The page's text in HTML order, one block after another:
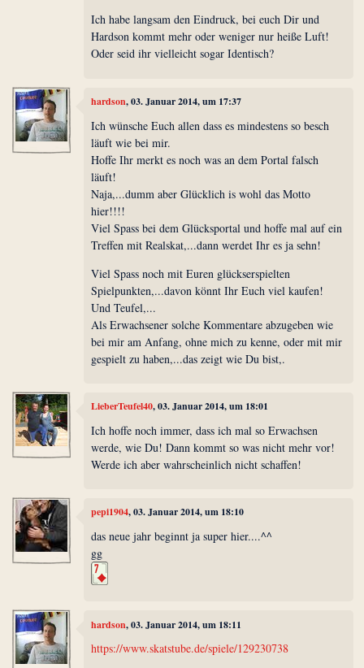
Ich habe langsam den Eindruck, bei euch Dir und
Hardson kommt mehr oder weniger nur heiße Luft!
Oder seid ihr vielleicht sogar Identisch?
hardson, 03. Januar 2014, um 17:37
Ich wünsche Euch allen dass es mindestens so besch
läuft wie bei mir.
Hoffe Ihr merkt es noch was an dem Portal falsch
läuft!
Naja,...dumm aber Glücklich is wohl das Motto
hier!!!!
Viel Spass bei dem Glücksportal und hoffe mal auf ein
Treffen mit Realskat,...dann werdet Ihr es ja sehn!
Viel Spass noch mit Euren glückserspielten
Spielpunkten,...davon könnt Ihr Euch viel kaufen!
Und Teufel,...
Als Erwachsener solche Kommentare abzugeben wie
bei mir am Anfang, ohne mich zu kenne, oder mit mir
gespielt zu haben,...das zeigt wie Du bist,.
LieberTeufel40, 03. Januar 2014, um 18:01
Ich hoffe noch immer, dass ich mal so Erwachsen
werde, wie Du! Dann kommt so was nicht mehr vor!
Werde ich aber wahrscheinlich nicht schaffen!
pepi1904, 03. Januar 2014, um 18:10
das neue jahr beginnt ja super hier....^^
gg
hardson, 03. Januar 2014, um 18:11
https://www.skatstube.de/spiele/129230738